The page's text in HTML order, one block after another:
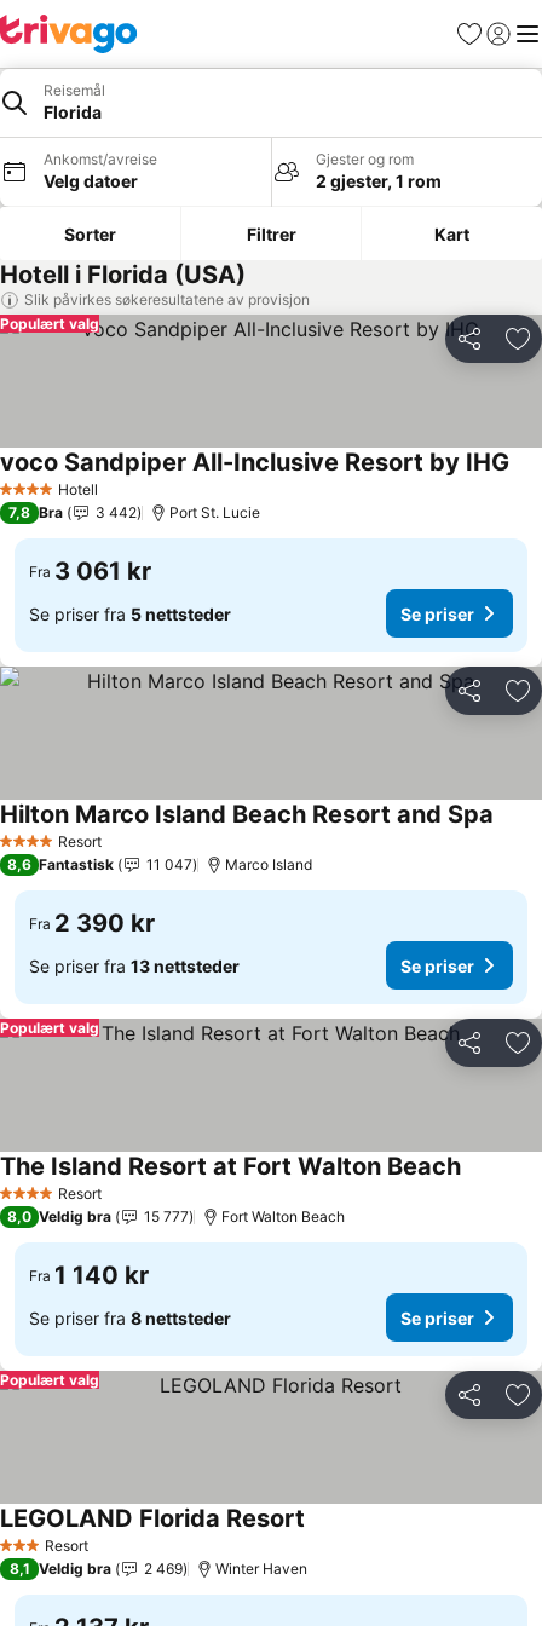
Favoritter
Logg
Reisemål
Florida
Ankomst/avreise
Velg datoer
Gjester og rom
2 gjester, 1 rom
Sorter Filtrer Kart
Hotell i Florida (USA)
Slik påvirkes søkeresultatene av provisjon
Del
Populært valg
4 StjernerHotell
voco Sandpiper All-Inclusive Resort by IHG
7,8 Bra 3 442 Port St. Lucie
Fra 3 061 kr
Se priser fra 5 nettsteder Se priser
Del
4 StjernerResort
Hilton Marco Island Beach Resort and Spa
8,6 Fantastisk 11 047 Marco Island
Fra 2 390 kr
Se priser fra 13 nettsteder Se priser
Del
Populært valg
4 StjernerResort
The Island Resort at Fort Walton BeachSe priser
8,0 Veldig bra 15 777 Fort Walton Beach
Fra 1 140 kr
Se priser fra 8 nettsteder Se priser
Del
Populært valg
3 StjernerResort
LEGOLAND Florida Resort
8,1 Veldig bra 2 469 Winter Haven